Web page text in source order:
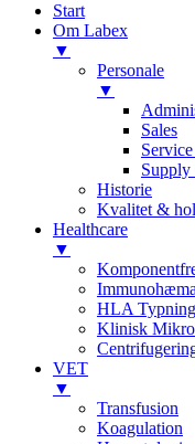
Start
Om Labex
▼
Personale
▼
Sales
Supply
Historie
Kvalitet &
Healthcare
▼
HLA
Klinisk
VET
▼
Transfusion
Koagulation